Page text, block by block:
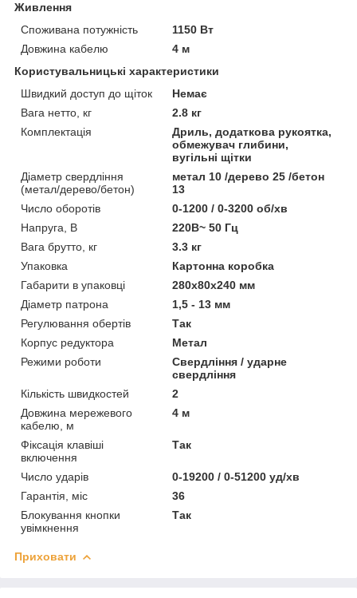
Живлення
Споживана потужність
1150 Вт
Довжина кабелю
4 м
Користувальницькі характеристики
Швидкий доступ до щіток
Немає
Вага нетто, кг
2.8 кг
Комплектація
Дриль, додаткова рукоятка,
обмежувач глибини,
вугільні щітки
Діаметр свердління
(метал/дерево/бетон)
метал 10 /дерево 25 /бетон
13
Число оборотів
0-1200 / 0-3200 об/хв
Напруга, В
220В~ 50 Гц
Вага брутто, кг
3.3 кг
Упаковка
Картонна коробка
Габарити в упаковці
280х80х240 мм
Діаметр патрона
1,5 - 13 мм
Регулювання обертів
Так
Корпус редуктора
Метал
Режими роботи
Свердління / ударне
свердління
Кількість швидкостей
2
Довжина мережевого
кабелю, м
4 м
Фіксація клавіші
включення
Так
Число ударів
0-19200 / 0-51200 уд/хв
Гарантія, міс
36
Блокування кнопки
увімкнення
Так
Приховати